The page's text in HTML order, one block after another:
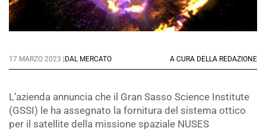
17 MARZO 2023 | DAL MERCATO A CURA DELLA REDAZIONE
L’azienda annuncia che il Gran Sasso Science Institute
(GSSI) le ha assegnato la fornitura del sistema ottico
per il satellite della missione spaziale NUSES